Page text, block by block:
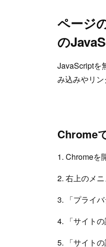
ページ
の
JavaScriptを
み込みやリン
Chrome
1. Chromeを
2. 右上のメ
3. 「プライ
4. 「サイトの
5. 「サイト